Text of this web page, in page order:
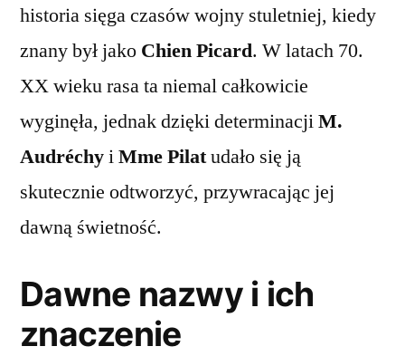
historia sięga czasów wojny stuletniej, kiedy
znany był jako Chien Picard. W latach 70.
XX wieku rasa ta niemal całkowicie
wyginęła, jednak dzięki determinacjiM.
AudréchyiMme Pilatudało się ją
skutecznie odtworzyć, przywracając jej
dawną świetność.
Dawne nazwy i ich
znaczenie